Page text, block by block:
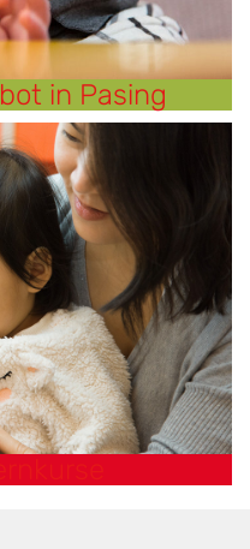
in Pasing